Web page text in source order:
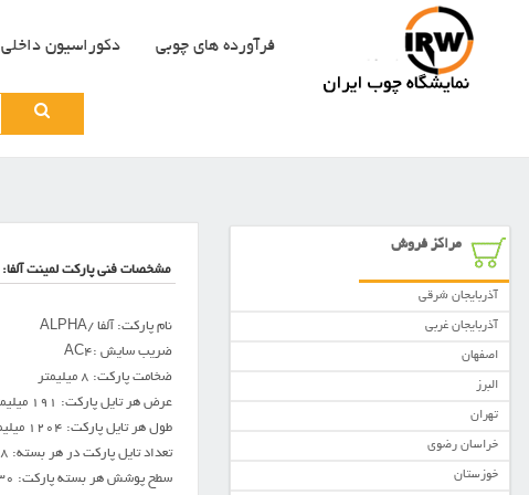
فرآورده های چوبی دکوراسیون داخلی
مشخصات فنی پارکت لمینت آلفا:
نام پارکت: آلفا /ALPHA
ضریب سایش :AC4
ضخامت پارکت: 8 میلیمتر
عرض هر تایل پارکت: 191 میلیمتر
طول هر تایل پارکت: 1204 میلیمتر
تعداد تایل پارکت در هر بسته: 8 تایل
سطح پوشش هر بسته پارکت: 2.30 مترمربع
مراکز فروش
آذربایجان شرقی
آذربایجان غربی
اصفهان
البرز
تهران
خراسان رضوی
خوزستان